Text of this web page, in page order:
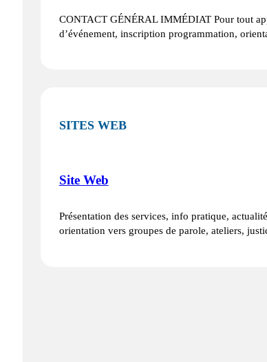
CONTACT GÉNÉRAL IMMÉDIAT Pour tout
d’événement, inscription programmation,
SITES WEB
Site Web
Présentation des services, info pratique,
orientation vers groupes de parole, ateliers,